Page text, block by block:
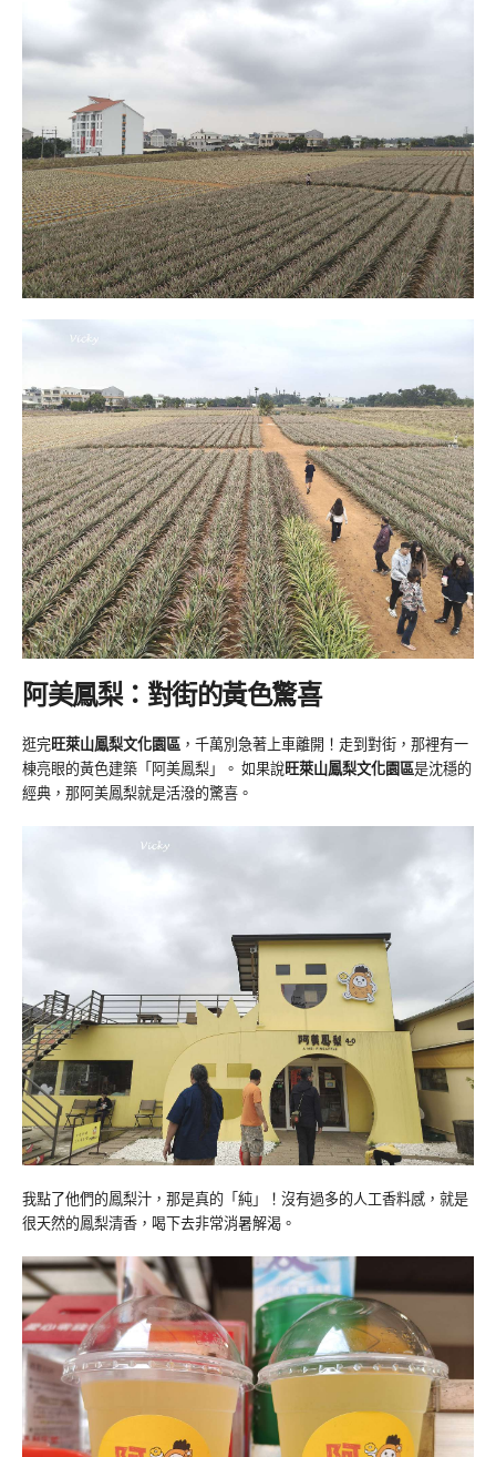
阿美鳳梨：對街的黃色驚喜
逛完旺萊山鳳梨文化園區 ，千萬別急著上車離開！走到對街，那裡有一
棟亮眼的黃色建築「阿美鳳梨」。 如果說旺萊山鳳梨文化園區是沈穩的
經典，那阿美鳳梨就是活潑的驚喜。
我點了他們的鳳梨汁，那是真的「純」！沒有過多的人工香料感，就是
很天然的鳳梨清香，喝下去非常消暑解渴。